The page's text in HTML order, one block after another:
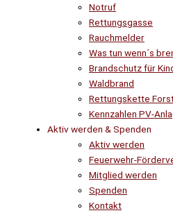
Notruf
Rettungsgasse
Rauchmelder
Was tun wenn´s
Brandschutz für
Waldbrand
Rettungskette
Kennzahlen PV-
Aktiv werden & Spenden
Aktiv werden
Feuerwehr-
Mitglied werden
Spenden
Kontakt